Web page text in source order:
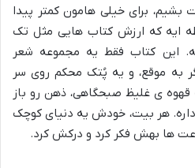
بشیم، برای خیلی هامون کمتر پیدا
ایه که ارزش کتاب هایی مثل تک
این کتاب فقط یه مجموعه شعر
به موقع، و یه پُتک محکم روی سر
ی غلیظ صبحگاهی، ذهن رو باز
هر بیت، خودش یه دنیای کوچک
ها بهش فکر کرد و درکش کرد.